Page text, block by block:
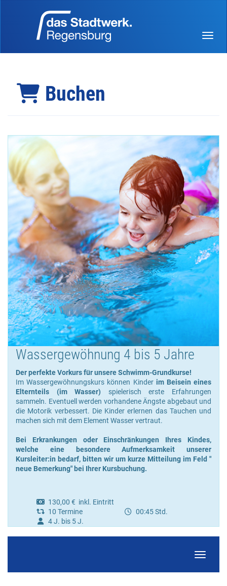
Menü
Buchen
Wassergewöhnung 4 bis 5 Jahre
Der perfekte Vorkurs für unsere Schwimm-Grundkurse!
Im Wassergewöhnungskurs können Kinder im Beisein eines
Elternteils (im Wasser) spielerisch erste Erfahrungen
sammeln. Eventuell werden vorhandene Ängste abgebaut und
die Motorik verbessert. Die Kinder erlernen das Tauchen und
machen sich mit dem Element Wasser vertraut.
Bei Erkrankungen oder Einschränkungen Ihres Kindes,
welche eine besondere Aufmerksamkeit unserer
Kursleiter:in bedarf, bitten wir um kurze Mitteilung im Feld "
neue Bemerkung" bei Ihrer Kursbuchung.
130,00 € inkl. Eintritt
10 Termine
00:45 Std.
4 J. bis 5 J.